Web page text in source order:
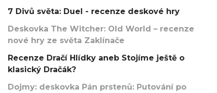
7 Divů světa: Duel - recenze deskové hry
Deskovka The Witcher: Old World – recenze
nové hry ze světa Zaklínače
Recenze Dračí Hlídky aneb Stojíme ještě o
klasický Dračák?
Dojmy: deskovka Pán prstenů: Putování po